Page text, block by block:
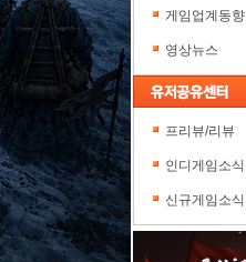
게임업계동향
영상뉴스
프리뷰/리뷰
인디게임소식
신규게임소식